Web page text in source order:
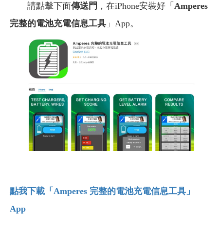
請點擊下面傳送門 ，在iPhone安裝好「 Amperes
完整的電池充電信息工具 」App。
點我下載「Amperes 完整的電池充電信息工具」
App